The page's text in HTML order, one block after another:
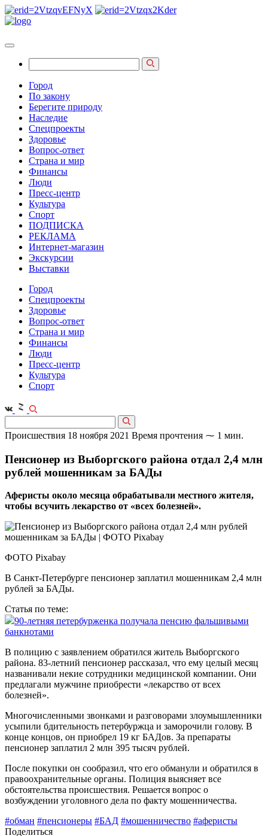
Город
По закону
Берегите природу
Наследие
Спецпроекты
Здоровье
Вопрос-ответ
Страна и мир
Финансы
Люди
Пресс-центр
Культура
Спорт
ПОДПИСКА
РЕКЛАМА
Интернет-магазин
Экскурсии
Выставки
Город
Спецпроекты
Здоровье
Вопрос-ответ
Страна и мир
Финансы
Люди
Пресс-центр
Культура
Спорт
Происшествия 18 ноября 2021 Время прочтения ⁓ 1 мин.
Пенсионер из Выборгского района отдал 2,4 млн
рублей мошенникам за БАДы
Аферисты около месяца обрабатывали местного жителя,
чтобы всучить лекарство от «всех болезней».
ФОТО Pixabay
В Санкт-Петербурге пенсионер заплатил мошенникам 2,4 млн
рублей за БАДы.
Статья по теме:
90-летняя петербурженка получала пенсию фальшивыми
банкнотами
В полицию с заявлением обратился житель Выборгского
района. 83-летний пенсионер рассказал, что ему целый месяц
названивали некие сотрудники медицинской компании. Они
предлагали мужчине приобрести «лекарство от всех
болезней».
Многочисленными звонками и разговорами злоумышленники
усыпили бдительность петербуржца и заморочили голову. В
конце концов, он приобрел 19 кг БАДов. За препараты
пенсионер заплатил 2 млн 395 тысяч рублей.
После покупки он сообразил, что его обманули и обратился в
правоохранительные органы. Полиция выясняет все
обстоятельства происшествия. Решается вопрос о
возбуждении уголовного дела по факту мошенничества.
#обман #пенсионеры #БАД #мошенничество #аферисты
Поделиться